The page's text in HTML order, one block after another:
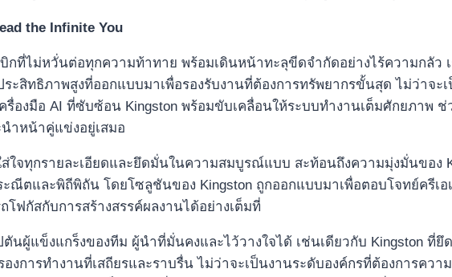
the Infinite You
บิกที่ไม่หวั่นต่อทุกความท้าทาย พร้อมเดินหน้าทะลุขีดจำกัดอย่างไร้ความกลัว
ะสิทธิภาพสูงที่ออกแบบมาเพื่อรองรับงานที่ต้องการทรัพยากรขั้นสุด ไม่ว่าจะ
รื่องมือ AI ที่ซับซ้อน Kingston พร้อมขับเคลื่อนให้ระบบทำงานเต็มศักยภาพ
ำหน้าคู่แข่งอยู่เสมอ
ใจทุกรายละเอียดและยึดมั่นในความสมบูรณ์แบบ สะท้อนถึงความมุ่งมั่นขอ
ตและพิถีพิถัน โดยโซลูชันของ Kingston ถูกออกแบบมาเพื่อตอบโจทย์ครีเ
ฟกัสกับการสร้างสรรค์ผลงานได้อย่างเต็มที่
ตันผู้แข็งแกร็งของทีม ผู้นำที่มั่นคงและไว้วางใจได้ เช่นเดียวกับ Kingston ที่
การทำงานที่เสถียรและราบรื่น ไม่ว่าจะเป็นงานระดับองค์กรที่ต้องการควา